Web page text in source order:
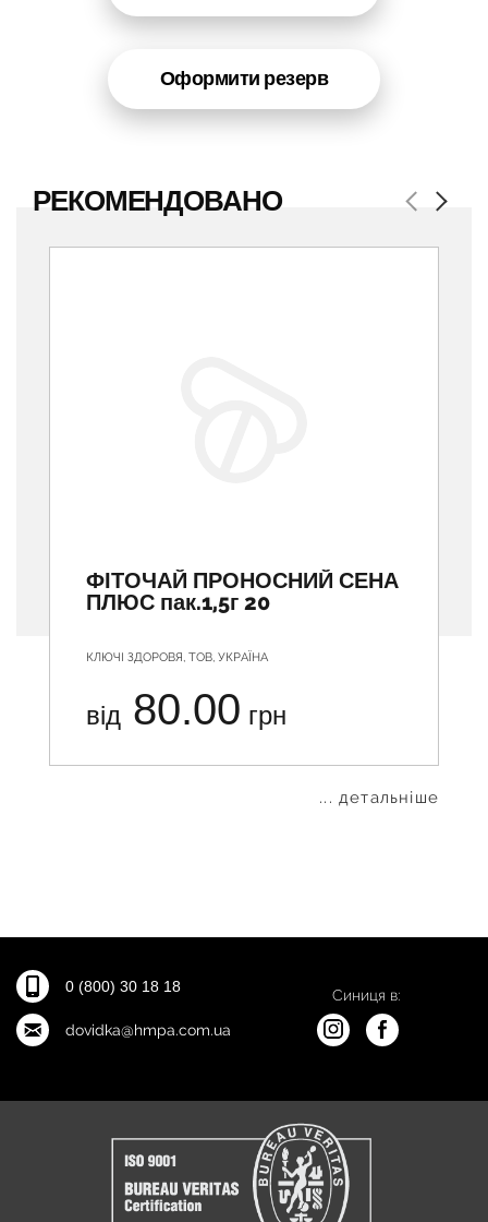
Оформити резерв
РЕКОМЕНДОВАНО Previous
ФІТОЧАЙ ПРОНОСНИЙ СЕНА
ПЛЮС пак.1,5г 20
КЛЮЧІ ЗДОРОВЯ, ТОВ, УКРАЇНА
від 80.00 грн
... детальніше
Next
0 (800) 30 18 18
dovidka@hmpa.com.ua
Синиця в: